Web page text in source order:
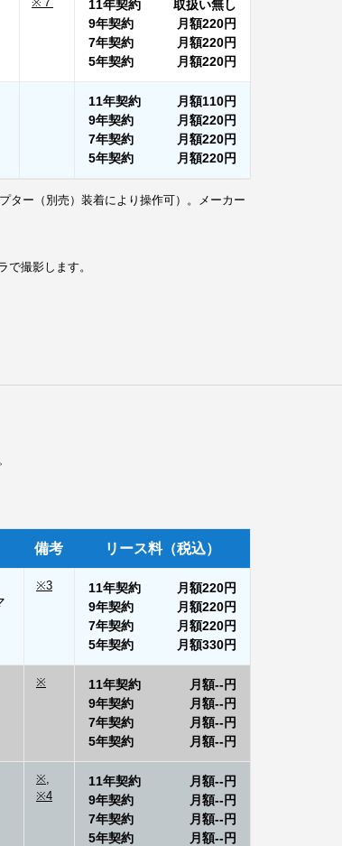
11年契約
取扱い無し
9年契約
月額220円
7年契約
月額220円
5年契約
月額220円
11年契約 月額110円
9年契約
月額220円
7年契約
月額220円
5年契約
月額220円
ー（別売）装着により操作可）。メーカー
撮影します。
備考 リース料（税込）
※3 11年契約 月額220円
9年契約
月額220円
7年契約
月額220円
5年契約
月額330円
※ 11年契約 月額--円
9年契約
月額--円
7年契約
月額--円
5年契約
月額--円
※,
※4
11年契約 月額--円
9年契約
月額--円
7年契約
月額--円
5年契約
月額--円